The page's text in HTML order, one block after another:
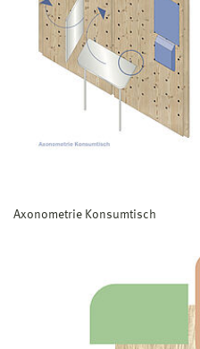
Axonometrie Konsumtisch